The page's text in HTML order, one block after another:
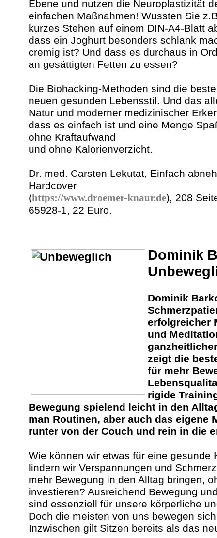
Ebene und nutzen die Neuroplastizität
einfachen Maßnahmen! Wussten Sie
kurzes Stehen auf einem DIN-A4-Blatt
dass ein Joghurt besonders schlank
cremig ist? Und dass es durchaus in
an gesättigten Fetten zu essen?
Die Biohacking-Methoden sind die
neuen gesunden Lebensstil. Und das
Natur und moderner medizinischer
dass es einfach ist und eine Menge
ohne Kraftaufwand
und ohne Kalorienverzicht.
Dr. med. Carsten Lekutat, Einfach
Hardcover
(https://www.droemer-knaur.de), 208
65928-1, 22 Euro.
Dominik
Dominik
erfolgreicher
und
zeigt die
für mehr
rigide
Bewegung spielend leicht in den
man Routinen, aber auch das eigene
runter von der Couch und rein in die
Wie können wir etwas für eine gesunde
lindern wir Verspannungen und
mehr Bewegung in den Alltag bringen,
investieren? Ausreichend Bewegung
sind essenziell für unsere körperliche
Doch die meisten von uns bewegen
Inzwischen gilt Sitzen bereits als das